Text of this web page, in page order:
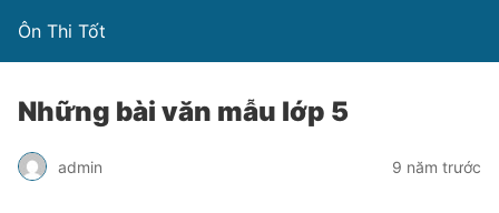
Ôn Thi Tốt
Những bài văn mẫu lớp 5
admin 9 năm trước